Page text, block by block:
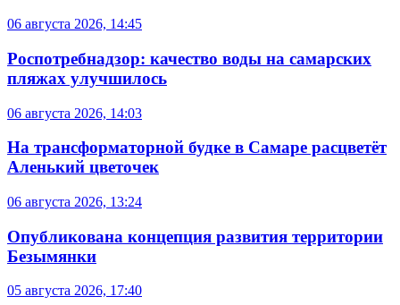
06 августа 2026, 14:45
Роспотребнадзор: качество воды на самарских
пляжах улучшилось
06 августа 2026, 14:03
На трансформаторной будке в Самаре расцветёт
Аленький цветочек
06 августа 2026, 13:24
Опубликована концепция развития территории
Безымянки
05 августа 2026, 17:40